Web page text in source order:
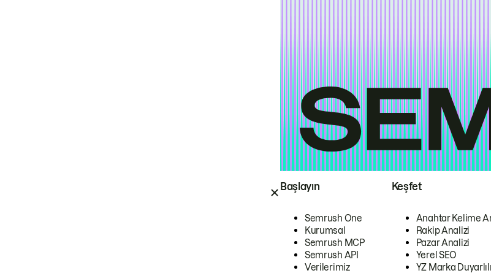
Başlayın
Semrush One
Kurumsal
Semrush MCP
Semrush API
Verilerimiz
Keşfet
Anahtar Kelime
Rakip Analizi
Pazar Analizi
Yerel SEO
YZ Marka